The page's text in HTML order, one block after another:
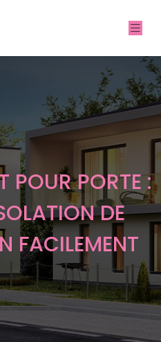
POUR PORTE :
DE
FACILEMENT